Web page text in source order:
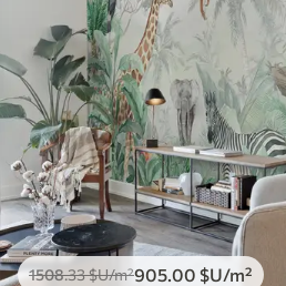
1508.33$U/m²905 .00 $U/m²